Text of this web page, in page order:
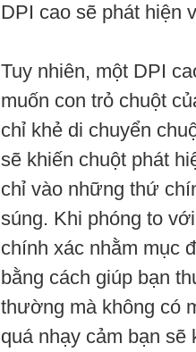
DPI cao sẽ phát hiện
Tuy nhiên, một DPI
muốn con trỏ chuột
chỉ khẻ di chuyển
sẽ khiến chuột phát
chỉ vào những thứ
súng. Khi phóng to
chính xác nhằm mục
bằng cách giúp bạn
thường mà không có
quá nhạy cảm bạn sẽ